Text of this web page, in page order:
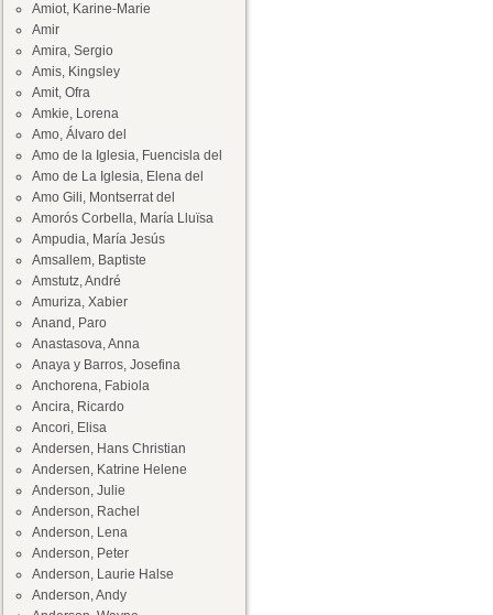
Amiot, Karine-Marie
Amir
Amira, Sergio
Amis, Kingsley
Amit, Ofra
Amkie, Lorena
Amo, Álvaro del
Amo de la Iglesia, Fuencisla del
Amo de La Iglesia, Elena del
Amo Gili, Montserrat del
Amorós Corbella, María Lluïsa
Ampudia, María Jesús
Amsallem, Baptiste
Amstutz, André
Amuriza, Xabier
Anand, Paro
Anastasova, Anna
Anaya y Barros, Josefina
Anchorena, Fabiola
Ancira, Ricardo
Ancori, Elisa
Andersen, Hans Christian
Andersen, Katrine Helene
Anderson, Julie
Anderson, Rachel
Anderson, Lena
Anderson, Peter
Anderson, Laurie Halse
Anderson, Andy